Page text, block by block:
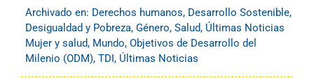
Archivado en: Derechos humanos, Desarrollo Sostenible,
Desigualdad y Pobreza, Género, Salud, Últimas Noticias
Mujer y salud, Mundo, Objetivos de Desarrollo del
Milenio (ODM), TDI , Últimas Noticias